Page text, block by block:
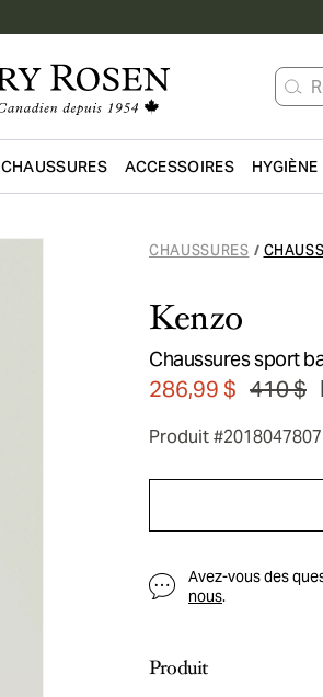
Passer au contenu principal
CHAUSSURES ACCESSOIRES HYGIÈNE
CHAUSSURES /
Kenzo
Chaussures sport
286,99 $ 410 $
Produit
Avez-vous des
nous.
Produit